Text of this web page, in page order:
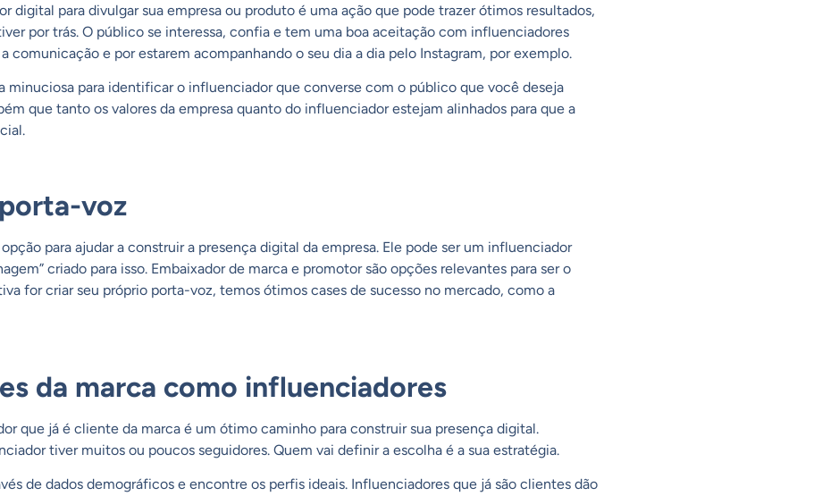
digital para divulgar sua empresa ou produto é uma ação que pode trazer ótimos resultados,
por trás. O público se interessa, confia e tem uma boa aceitação com influenciadores
comunicação e por estarem acompanhando o seu dia a dia pelo Instagram, por exemplo.
minuciosa para identificar o influenciador que converse com o público que você deseja
que tanto os valores da empresa quanto do influenciador estejam alinhados para que a
voz
para ajudar a construir a presença digital da empresa. Ele pode ser um influenciador
criado para isso. Embaixador de marca e promotor são opções relevantes para ser o
for criar seu próprio porta-voz, temos ótimos cases de sucesso no mercado, como a
da marca como influenciadores
que já é cliente da marca é um ótimo caminho para construir sua presença digital.
tiver muitos ou poucos seguidores. Quem vai definir a escolha é a sua estratégia.
de dados demográficos e encontre os perfis ideais. Influenciadores que já são clientes dão